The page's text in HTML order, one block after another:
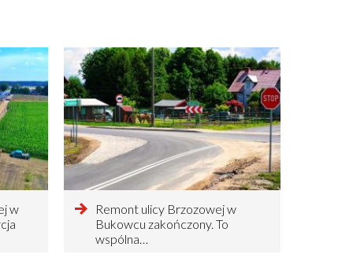
w
czytaj
więcej
o
Remont ulicy Brzozowej w
Bukowcu zakończony. To
wspólna…